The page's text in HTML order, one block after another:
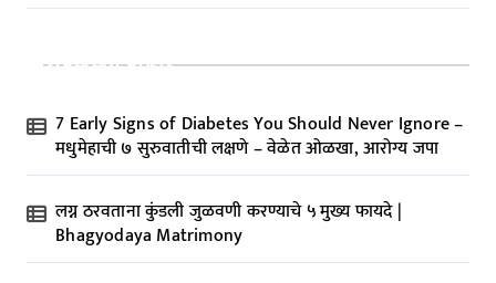
Recent Posts
7 Early Signs of Diabetes You Should Never Ignore –
मधुमेहाची ७ सुरुवातीची लक्षणे – वेळेत ओळखा, आरोग्य जपा
लग्न ठरवताना कुंडली जुळवणी करण्याचे ५ मुख्य फायदे |
Bhagyodaya Matrimony